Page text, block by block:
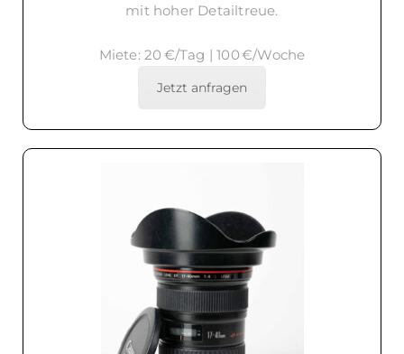
mit hoher Detailtreue.
Miete: 20 €/Tag | 100 €/Woche
Jetzt anfragen